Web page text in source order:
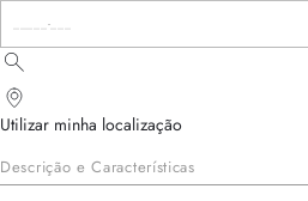
Utilizar minha localização
Descrição e Características